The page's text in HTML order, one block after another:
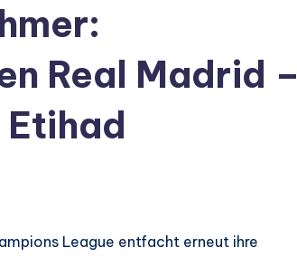
Real Madrid –
Etihad
League entfacht erneut ihre